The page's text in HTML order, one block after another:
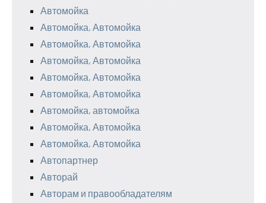
Автомойка
Автомойка, Автомойка
Автомойка, Автомойка
Автомойка, Автомойка
Автомойка, Автомойка
Автомойка, Автомойка
Автомойка, автомойка
Автомойка, Автомойка
Автомойка, Автомойка
Автопартнер
Авторай
Авторам и правообладателям